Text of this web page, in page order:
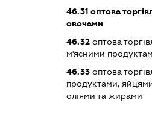
46.31оптова
овочами
46.32оптова
м'ясними
46.33оптова
продуктами,
оліями та жирами